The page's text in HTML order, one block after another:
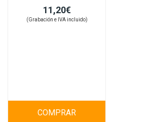
11,20€
(Grabación e IVA incluido)
COMPRAR